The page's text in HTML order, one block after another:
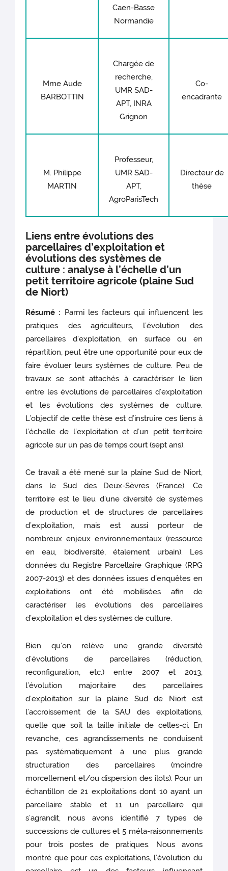
Caen-Basse
Normandie
Mme Aude
BARBOTTIN
Chargée de
recherche,
UMR SAD-
APT, INRA
Grignon
Co-
encadrante
M. Philippe
MARTIN
Professeur,
UMR SAD-
APT,
AgroParisTech
Directeur de
thèse
Liens entre évolutions des
parcellaires d’exploitation et
évolutions des systèmes de
culture : analyse à l’échelle d’un
petit territoire agricole (plaine Sud
de Niort)
Résumé : Parmi les facteurs qui influencent les
pratiques des agriculteurs, l’évolution des
parcellaires d’exploitation, en surface ou en
répartition, peut être une opportunité pour eux de
faire évoluer leurs systèmes de culture. Peu de
travaux se sont attachés à caractériser le lien
entre les évolutions de parcellaires d’exploitation
et les évolutions des systèmes de culture.
L’objectif de cette thèse est d’instruire ces liens à
l’échelle de l’exploitation et d’un petit territoire
agricole sur un pas de temps court (sept ans).
Ce travail a été mené sur la plaine Sud de Niort,
dans le Sud des Deux-Sèvres (France). Ce
territoire est le lieu d’une diversité de systèmes
de production et de structures de parcellaires
d’exploitation, mais est aussi porteur de
nombreux enjeux environnementaux (ressource
en eau, biodiversité, étalement urbain). Les
données du Registre Parcellaire Graphique (RPG
2007-2013) et des données issues d’enquêtes en
exploitations ont été mobilisées afin de
caractériser les évolutions des parcellaires
d’exploitation et des systèmes de culture.
Bien qu’on relève une grande diversité
d’évolutions de parcellaires (réduction,
reconfiguration, etc.) entre 2007 et 2013,
l’évolution majoritaire des parcellaires
d’exploitation sur la plaine Sud de Niort est
l’accroissement de la SAU des exploitations,
quelle que soit la taille initiale de celles-ci. En
revanche, ces agrandissements ne conduisent
pas systématiquement à une plus grande
structuration des parcellaires (moindre
morcellement et/ou dispersion des îlots). Pour un
échantillon de 21 exploitations dont 10 ayant un
parcellaire stable et 11 un parcellaire qui
s’agrandit, nous avons identifié 7 types de
successions de cultures et 5 méta-raisonnements
pour trois postes de pratiques. Nous avons
montré que pour ces exploitations, l’évolution du